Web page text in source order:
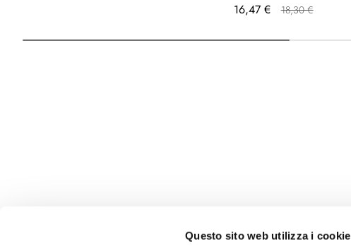
Questo sito web utilizza i cookie
Prezzo
16,47 € 18,30 €